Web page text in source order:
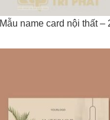
Mẫu name card nội thất –